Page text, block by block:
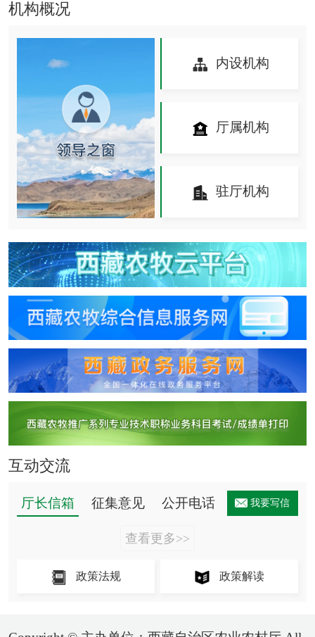
机构概况
内设机构
厅属机构
驻厅机构
互动交流
厅长信箱 征集意见 公开电话 我要写信
查看更多>>
政策法规 政策解读